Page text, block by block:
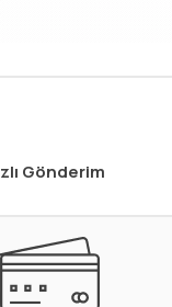
Gönderim